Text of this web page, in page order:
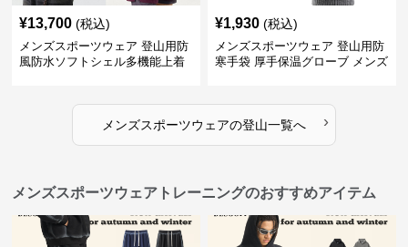
¥13,700 (税込)
メンズスポーツウェア 登山用防
風防水ソフトシェル多機能上着
¥1,930 (税込)
メンズスポーツウェア 登山用防
寒手袋 厚手保温グローブ メンズ
メンズスポーツウェアの登山一覧へ ›
メンズスポーツウェアトレーニングのおすすめアイテム